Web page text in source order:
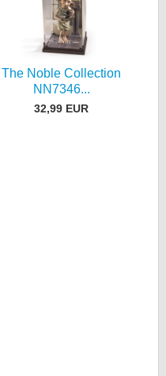
The Noble Collection
NN7346...
32,99 EUR